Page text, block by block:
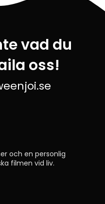
vad du
oss!
och en personlig
filmen vid liv.